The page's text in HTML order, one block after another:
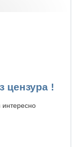
цензура !
интересно